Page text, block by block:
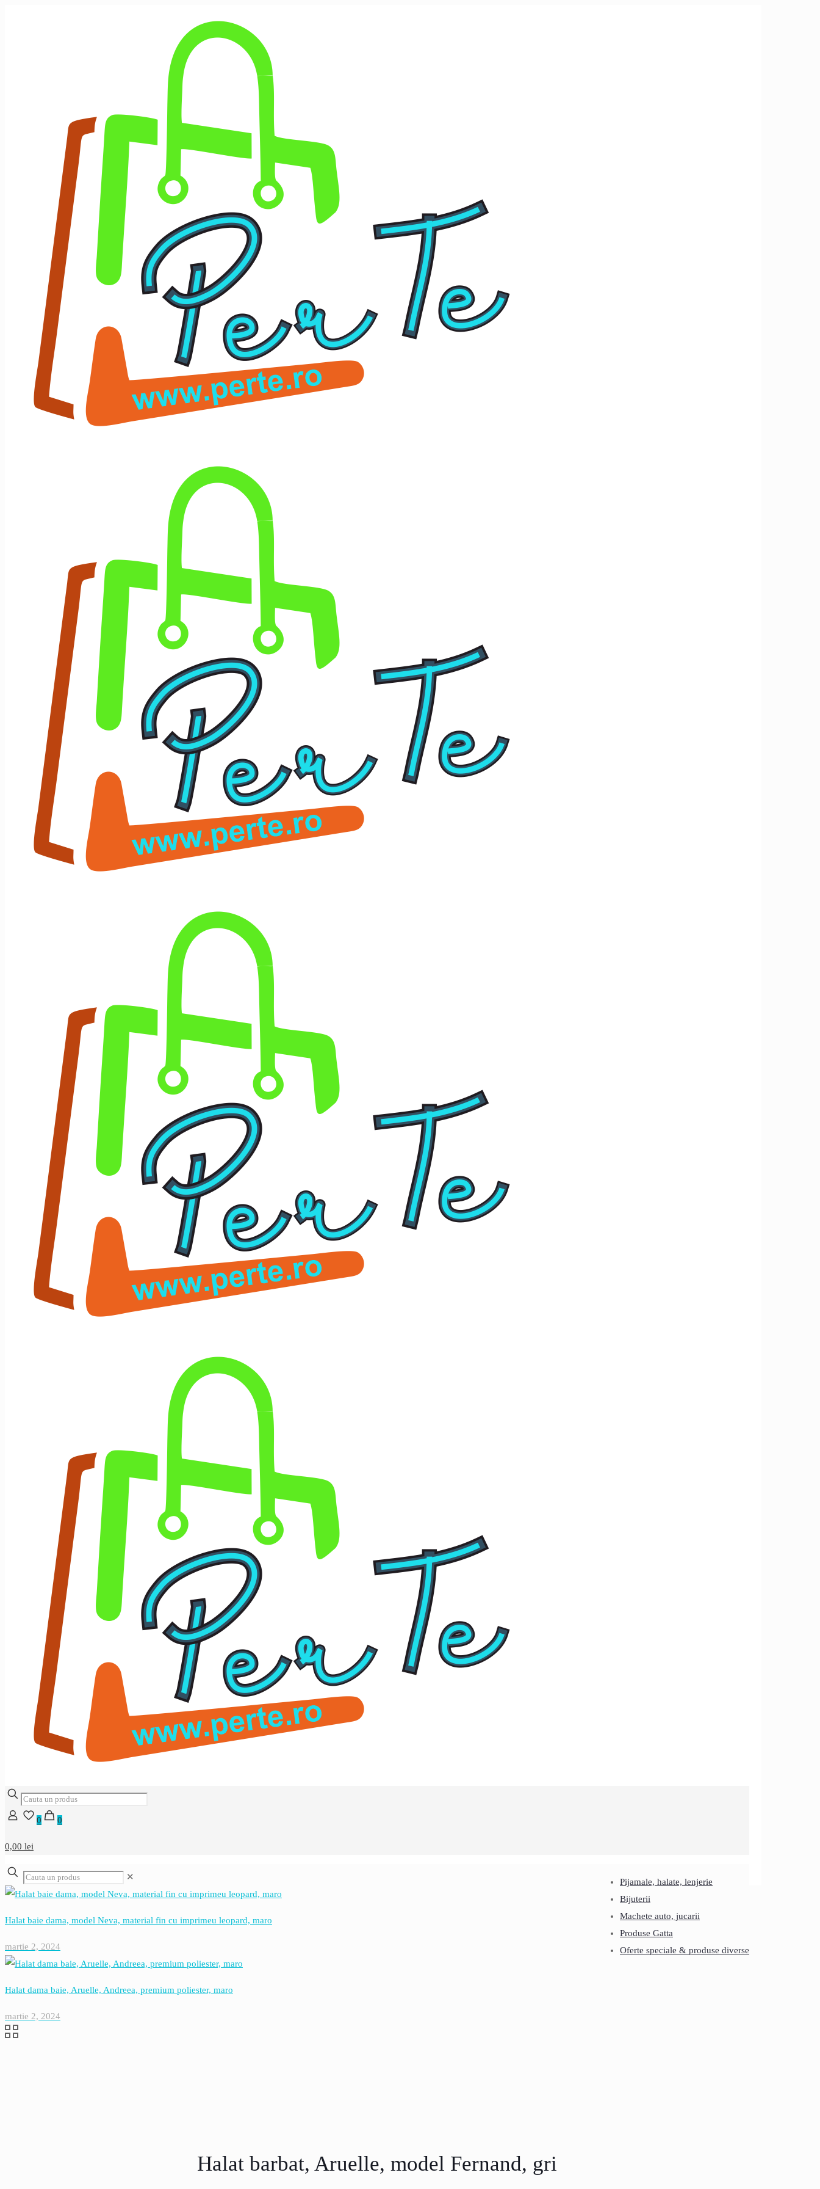
0 0
0,00 lei
Pijamale, halate, lenjerie
Bijuterii
Machete auto, jucarii
Produse Gatta
Oferte speciale & produse diverse
✕
Halat baie dama, model Neva, material fin cu imprimeu leopard, maro
martie 2, 2024
Halat dama baie, Aruelle, Andreea, premium poliester, maro
martie 2, 2024
Halat barbat, Aruelle, model Fernand, gri